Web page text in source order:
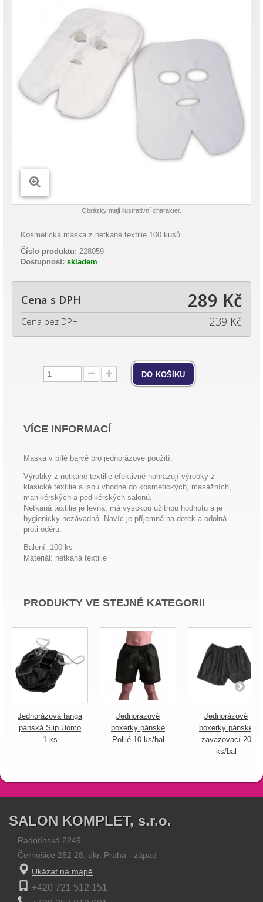
Obrázky mají ilustrativní charakter.
Kosmetická maska z netkané textilie 100 kusů.
Číslo produktu: 228059
Dostupnost: skladem
Cena s DPH 289 Kč
Cena bez DPH 239 Kč
do košíku
VÍCE INFORMACÍ
Maska v bílé barvě pro jednorázové použití.
Výrobky z netkané textilie efektivně nahrazují výrobky z
klasické textilie a jsou vhodné do kosmetických, masážních,
manikérských a pedikérských salonů.
Netkaná textilie je levná, má vysokou užitnou hodnotu a je
hygienicky nezávadná. Navíc je příjemná na dotek a odolná
proti oděru.
Balení: 100 ks
Materiál: netkaná textilie
PRODUKTY VE STEJNÉ KATEGORII
Jednorázová tanga
pánská Slip Uomo
1 ks
Jednorázové
boxerky pánské
Pollié 10 ks/bal
Jednorázové
boxerky pánské
zavazovací 20
ks/bal
SALON KOMPLET, s.r.o.
Radotínská 2249,
Černošice 252 28, okr. Praha - západ
Ukázat na mapě
+420 721 512 151